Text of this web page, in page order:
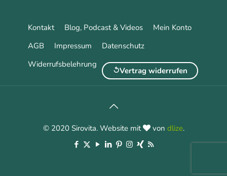
Kontakt Blog, Podcast & Videos
Mein Konto
AGB
Impressum
Datenschutz
Widerrufsbelehrung
Vertrag widerrufen
© 2020 Sirovita. Website mit von dlize.